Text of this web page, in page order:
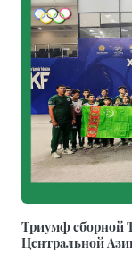
Триумф сборной
Центральной